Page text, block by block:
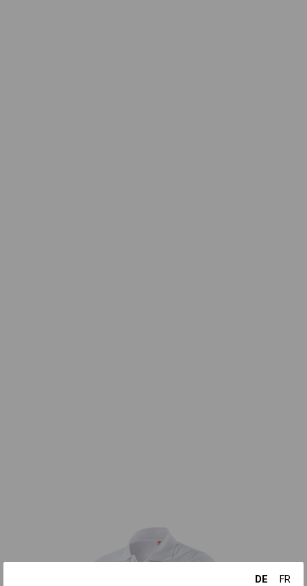
DE
FR